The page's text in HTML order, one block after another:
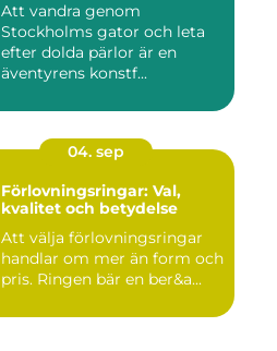
Att vandra genom
Stockholms gator och leta
efter dolda pärlor är en
äventyrens konstf...
04. sep
Förlovningsringar: Val,
kvalitet och betydelse
Att välja förlovningsringar
handlar om mer än form och
pris. Ringen bär en ber&a...